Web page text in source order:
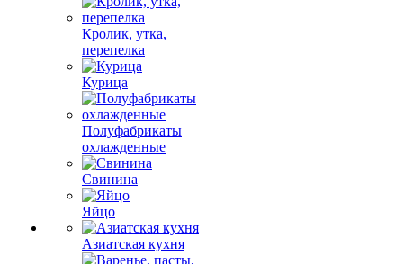
Кролик, утка,
перепелка
Курица
Полуфабрикаты
охлажденные
Свинина
Яйцо
Азиатская кухня